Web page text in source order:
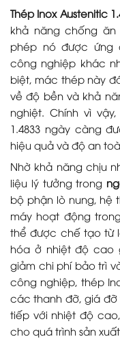
Thép Inox Austenitic
khả năng chống
phép nó được ứng
công nghiệp khác
biệt, mác thép này
về độ bền và khả
nghiệt. Chính vì vậy,
1.4833 ngày càng
hiệu quả và độ an
Nhờ khả năng chịu
liệu lý tưởng trong
bộ phận lò nung, hệ
máy hoạt động
thể được chế tạo từ
hóa ở nhiệt độ cao
giảm chi phí bảo trì
công nghiệp, thép
các thanh đỡ, giá
tiếp với nhiệt độ
cho quá trình sản